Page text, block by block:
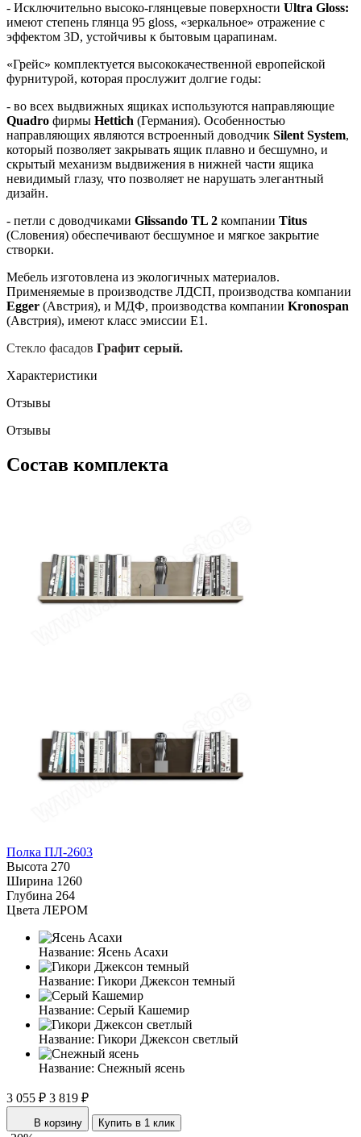
- Исключительно высоко-глянцевые поверхности Ultra Gloss:
имеют степень глянца 95 gloss, «зеркальное» отражение с
эффектом 3D, устойчивы к бытовым царапинам.
«Грейс» комплектуется высококачественной европейской
фурнитурой, которая прослужит долгие годы:
- во всех выдвижных ящиках используются направляющие
Quadro фирмы Hettich (Германия). Особенностью
направляющих являются встроенный доводчик Silent System,
который позволяет закрывать ящик плавно и бесшумно, и
скрытый механизм выдвижения в нижней части ящика
невидимый глазу, что позволяет не нарушать элегантный
дизайн.
- петли с доводчиками Glissando TL 2 компании Titus
(Словения) обеспечивают бесшумное и мягкое закрытие
створки.
Мебель изготовлена из экологичных материалов.
Применяемые в производстве ЛДСП, производства компании
Egger (Австрия), и МДФ, производства компании Kronospan
(Австрия), имеют класс эмиссии Е1.
Стекло фасадов Графит серый.
Характеристики
Отзывы
Отзывы
Состав комплекта
Полка ПЛ-2603
Высота 270
Ширина 1260
Глубина 264
Цвета ЛЕРОМ
Название: Ясень Асахи
Название: Гикори Джексон темный
Название: Серый Кашемир
Название: Гикори Джексон светлый
Название: Снежный ясень
3 055 ₽ 3 819 ₽
В корзину Купить в 1 клик